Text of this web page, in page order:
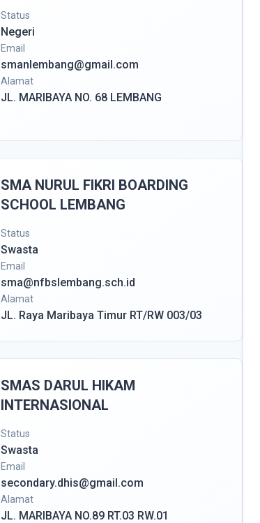
Status
Negeri
Email
smanlembang@gmail.com
Alamat
JL. MARIBAYA NO. 68 LEMBANG
SMA NURUL FIKRI BOARDING
SCHOOL LEMBANG
Status
Swasta
Email
sma@nfbslembang.sch.id
Alamat
JL. Raya Maribaya Timur RT/RW 003/03
SMAS DARUL HIKAM
INTERNASIONAL
Status
Swasta
Email
secondary.dhis@gmail.com
Alamat
JL. MARIBAYA NO.89 RT.03 RW.01